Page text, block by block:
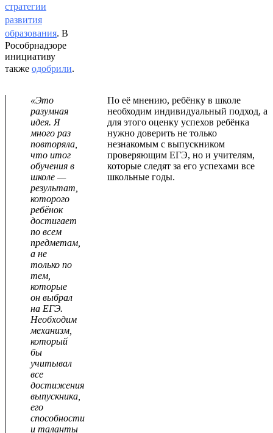
стратегии
развития
образования. В
Рособрнадзоре
инициативу
также одобрили.
«Это
разумная
идея. Я
много раз
повторяла,
что итог
обучения в
школе —
результат,
которого
ребёнок
достигает
по всем
предметам,
а не
только по
тем,
которые
он выбрал
на ЕГЭ.
Необходим
механизм,
который
бы
учитывал
все
достижения
выпускника,
его
способности
и таланты
По её мнению, ребёнку в школе
необходим индивидуальный подход, а
для этого оценку успехов ребёнка
нужно доверить не только
незнакомым с выпускником
проверяющим ЕГЭ, но и учителям,
которые следят за его успехами все
школьные годы.